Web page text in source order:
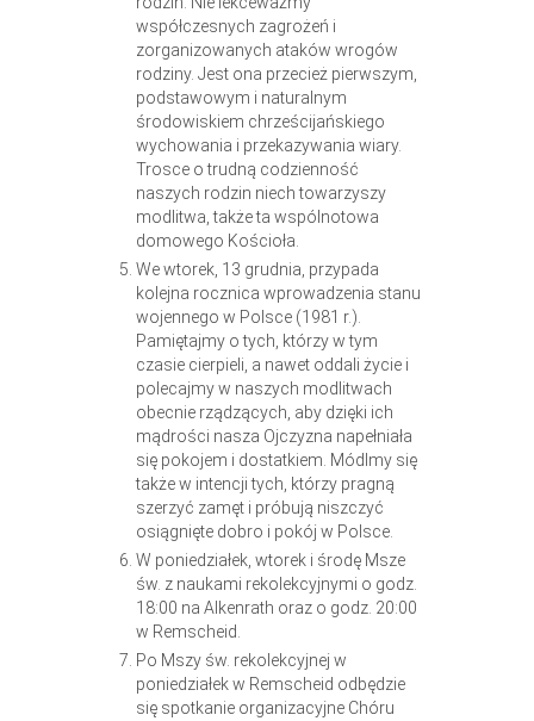
współczesnych zagrożeń i
zorganizowanych ataków wrogów
rodziny. Jest ona przecież pierwszym,
podstawowym i naturalnym
środowiskiem chrześcijańskiego
wychowania i przekazywania wiary.
Trosce o trudną codzienność
naszych rodzin niech towarzyszy
modlitwa, także ta wspólnotowa
domowego Kościoła.
We wtorek, 13 grudnia, przypada
kolejna rocznica wprowadzenia stanu
wojennego w Polsce (1981 r.).
Pamiętajmy o tych, którzy w tym
czasie cierpieli, a nawet oddali życie i
polecajmy w naszych modlitwach
obecnie rządzących, aby dzięki ich
mądrości nasza Ojczyzna napełniała
się pokojem i dostatkiem. Módlmy się
także w intencji tych, którzy pragną
szerzyć zamęt i próbują niszczyć
osiągnięte dobro i pokój w Polsce.
W poniedziałek, wtorek i środę Msze
św. z naukami rekolekcyjnymi o godz.
18:00 na Alkenrath oraz o godz. 20:00
w Remscheid.
Po Mszy św. rekolekcyjnej w
poniedziałek w Remscheid odbędzie
się spotkanie organizacyjne Chóru